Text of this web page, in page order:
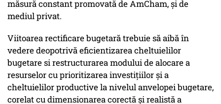
măsură constant promovată de AmCham, și de
mediul privat.
Viitoarea rectificare bugetară trebuie să aibă în
vedere deopotrivă eficientizarea cheltuielilor
bugetare si restructurarea modului de alocare a
resurselor cu prioritizarea investițiilor și a
cheltuielilor productive la nivelul anvelopei bugetare,
corelat cu dimensionarea corectă și realistă a